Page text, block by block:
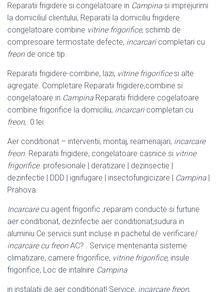
Reparatii frigidere si congelatoare in Campina si imprejurimi
la domiciliul clientului, Reparatii la domiciliu frigidere
congelatoare combine vitrine frigorifice, schimb de
compresoare termostate defecte, incarcaricompletari cu
freonde orice tip.
Reparatii frigidere-combine, lazi, vitrine frigorificesi alte
agregate. Completare Reparatii frigidere,combine si
congelatoare in Campina Reparatii frididere cogelatoare
combine frigorifice la domiciliu, incarcaricompletari cu
freon,. 0 lei
Aer conditionat – interventii, montaj, reamenajari, incarcare
freon. Reparatii frigidere, congelatoare casnice si vitrine
frigorifice. profesionale | deratizare | dezinsectie |
dezinfectie | DDD | ignifugare | insectofungicizare | Campina |
Prahova.
Incarcarecu agent frigorific ,reparam conducte si furtune
aer conditionat, dezinfectie aer conditionat,sudura in
aluminiu Ce servicii sunt incluse in pachetul de verificare/
incarcare cu freonAC? . Service mentenanta sisteme
climatizare, camere frigorifice, vitrine frigorifice, insule
frigorifice, Loc de intalnire Campina
in instalatii de aer conditionat! Service, incarcare freon,